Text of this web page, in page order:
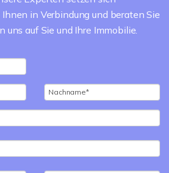
in Verbindung und beraten Sie
uns auf Sie und Ihre Immobilie.